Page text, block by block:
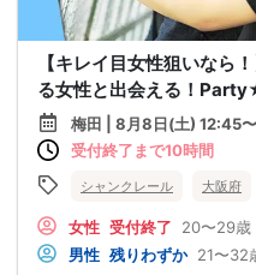
【キレイ目女性狙いなら
る女性と出会える！
梅田 | 8月8日(土) 12:45〜
受付終了まで10時間
シャンクレール 大阪府
女性 受付終了 20〜29歳
男性 残りわずか 21〜32